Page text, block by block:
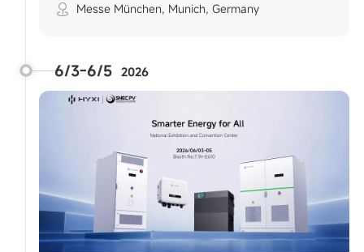
Messe München, Munich, Germany
6/3-6/5 2026